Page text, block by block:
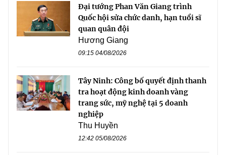
Đại tướng Phan Văn Giang trình
Quốc hội sửa chức danh, hạn tuổi sĩ
quan quân đội
Hương Giang
09:15 04/08/2026
Tây Ninh: Công bố quyết định thanh
tra hoạt động kinh doanh vàng
trang sức, mỹ nghệ tại 5 doanh
nghiệp
Thu Huyền
12:42 05/08/2026